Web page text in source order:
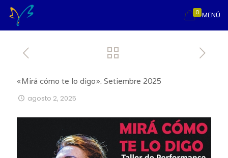
MENÚ
0
«Mirá cómo te lo digo». Setiembre 2025
agosto 2, 2025